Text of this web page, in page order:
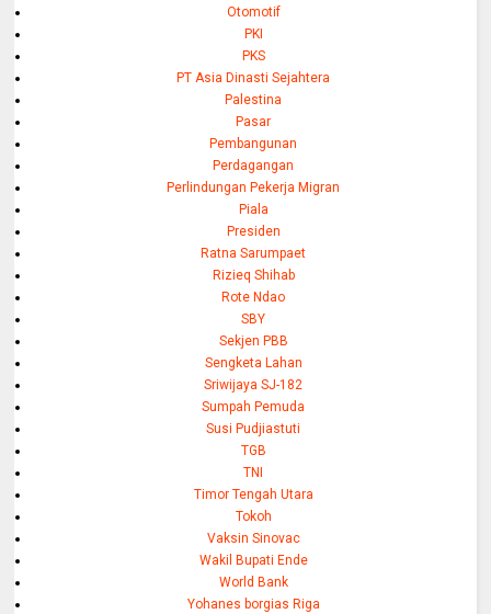
Otomotif
PKI
PKS
PT Asia Dinasti Sejahtera
Palestina
Pasar
Pembangunan
Perdagangan
Perlindungan Pekerja Migran
Piala
Presiden
Ratna Sarumpaet
Rizieq Shihab
Rote Ndao
SBY
Sekjen PBB
Sengketa Lahan
Sriwijaya SJ-182
Sumpah Pemuda
Susi Pudjiastuti
TGB
TNI
Timor Tengah Utara
Tokoh
Vaksin Sinovac
Wakil Bupati Ende
World Bank
Yohanes borgias Riga